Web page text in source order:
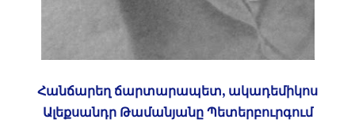
Հանճարեղ ճարտարապետ, ակադեմիկոս
Ալեքսանդր Թամանյանը Պետերբուրգում